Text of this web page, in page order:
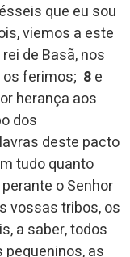
que eu sou
viemos a este
de Basã, nos
os ferimos; 8e
herança aos
dos
deste pacto
tudo quanto
o Senhor
vossas tribos, os
a saber, todos
pequeninos, as